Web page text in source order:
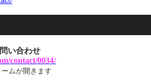
い合わせ
contact/0034/
ムが開きます